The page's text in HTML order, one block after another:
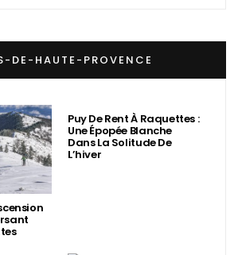
DE-HAUTE-PROVENCE
Puy De Rent À Raquettes :
Une Épopée Blanche
Dans La Solitude De
L’hiver